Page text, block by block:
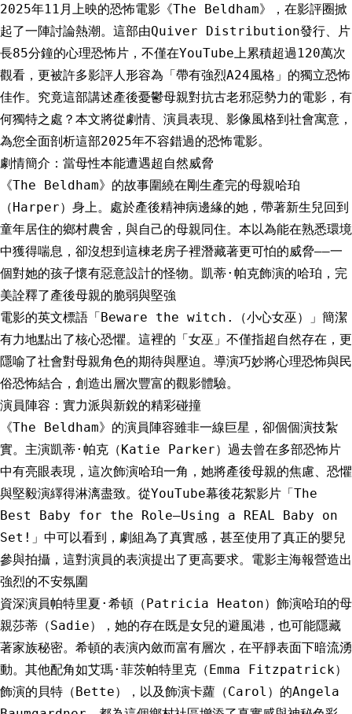
2025年11月上映的恐怖電影《The Beldham》，在影評圈掀
起了一陣討論熱潮。這部由Quiver Distribution發行、片
長85分鐘的心理恐怖片，不僅在YouTube上累積超過120萬次
觀看，更被許多影評人形容為「帶有強烈A24風格」的獨立恐怖
佳作。究竟這部講述產後憂鬱母親對抗古老邪惡勢力的電影，有
何獨特之處？本文將從劇情、演員表現、影像風格到社會寓意，
為您全面剖析這部2025年不容錯過的恐怖電影。
劇情簡介：當母性本能遭遇超自然威脅
《The Beldham》的故事圍繞在剛生產完的母親哈珀
（Harper）身上。處於產後精神病邊緣的她，帶著新生兒回到
童年居住的鄉村農舍，與自己的母親同住。本以為能在熟悉環境
中獲得喘息，卻沒想到這棟老房子裡潛藏著更可怕的威脅——一
個對她的孩子懷有惡意設計的怪物。凱蒂·帕克飾演的哈珀，完
美詮釋了產後母親的脆弱與堅強
電影的英文標語「Beware the witch.（小心女巫）」簡潔
有力地點出了核心恐懼。這裡的「女巫」不僅指超自然存在，更
隱喻了社會對母親角色的期待與壓迫。導演巧妙將心理恐怖與民
俗恐怖結合，創造出層次豐富的觀影體驗。
演員陣容：實力派與新銳的精彩碰撞
《The Beldham》的演員陣容雖非一線巨星，卻個個演技紮
實。主演凱蒂·帕克（Katie Parker）過去曾在多部恐怖片
中有亮眼表現，這次飾演哈珀一角，她將產後母親的焦慮、恐懼
與堅毅演繹得淋漓盡致。從YouTube幕後花絮影片「The
Best Baby for the Role—Using a REAL Baby on
Set!」中可以看到，劇組為了真實感，甚至使用了真正的嬰兒
參與拍攝，這對演員的表演提出了更高要求。電影主海報營造出
強烈的不安氛圍
資深演員帕特里夏·希頓（Patricia Heaton）飾演哈珀的母
親莎蒂（Sadie），她的存在既是女兒的避風港，也可能隱藏
著家族秘密。希頓的表演內斂而富有層次，在平靜表面下暗流湧
動。其他配角如艾瑪·菲茨帕特里克（Emma Fitzpatrick）
飾演的貝特（Bette），以及飾演卡蘿（Carol）的Angela